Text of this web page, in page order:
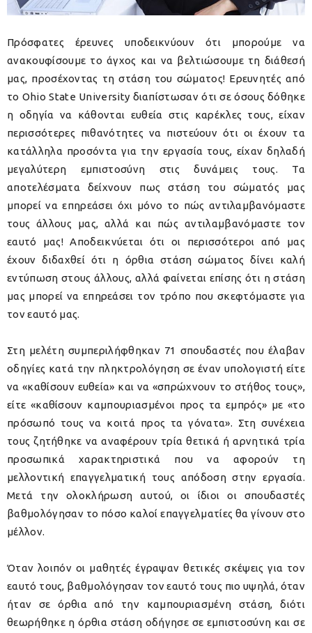
Πρόσφατες έρευνες υποδεικνύουν ότι μπορούμε να
ανακουφίσουμε το άγχος και να βελτιώσουμε τη διάθεσή
μας, προσέχοντας τη στάση του σώματος! Ερευνητές από
το Ohio State University διαπίστωσαν ότι σε όσους δόθηκε
η οδηγία να κάθονται ευθεία στις καρέκλες τους, είχαν
περισσότερες πιθανότητες να πιστεύουν ότι οι έχουν τα
κατάλληλα προσόντα για την εργασία τους, είχαν δηλαδή
μεγαλύτερη εμπιστοσύνη στις δυνάμεις τους. Τα
αποτελέσματα δείχνουν πως στάση του σώματός μας
μπορεί να επηρεάσει όχι μόνο το πώς αντιλαμβανόμαστε
τους άλλους μας, αλλά και πώς αντιλαμβανόμαστε τον
εαυτό μας! Αποδεικνύεται ότι οι περισσότεροι από μας
έχουν διδαχθεί ότι η όρθια στάση σώματος δίνει καλή
εντύπωση στους άλλους, αλλά φαίνεται επίσης ότι η στάση
μας μπορεί να επηρεάσει τον τρόπο που σκεφτόμαστε για
τον εαυτό μας.
Στη μελέτη συμπεριλήφθηκαν 71 σπουδαστές που έλαβαν
οδηγίες κατά την πληκτρολόγηση σε έναν υπολογιστή είτε
να «καθίσουν ευθεία» και να «σπρώχνουν το στήθος τους»,
είτε «καθίσουν καμπουριασμένοι προς τα εμπρός» με «το
πρόσωπό τους να κοιτά προς τα γόνατα». Στη συνέχεια
τους ζητήθηκε να αναφέρουν τρία θετικά ή αρνητικά τρία
προσωπικά χαρακτηριστικά που να αφορούν τη
μελλοντική επαγγελματική τους απόδοση στην εργασία.
Μετά την ολοκλήρωση αυτού, οι ίδιοι οι σπουδαστές
βαθμολόγησαν το πόσο καλοί επαγγελματίες θα γίνουν στο
μέλλον.
Όταν λοιπόν οι μαθητές έγραψαν θετικές σκέψεις για τον
εαυτό τους, βαθμολόγησαν τον εαυτό τους πιο υψηλά, όταν
ήταν σε όρθια από την καμπουριασμένη στάση, διότι
θεωρήθηκε η όρθια στάση οδήγησε σε εμπιστοσύνη και σε